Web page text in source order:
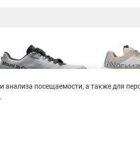
посещаемости, а также для